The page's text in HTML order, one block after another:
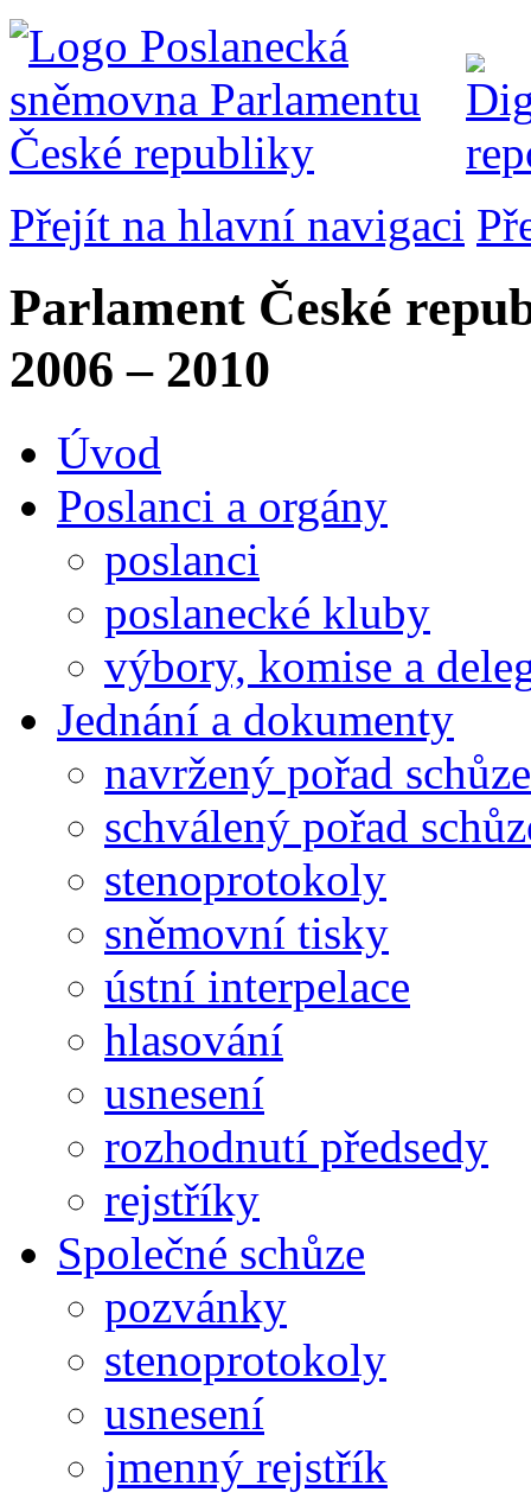
Přejít na hlavní navigaci
Parlament České
2006 – 2010
Úvod
Poslanci a orgány
poslanci
poslanecké kluby
výbory, komise a
Jednání a dokumenty
navržený pořad schůze
schválený pořad
stenoprotokoly
sněmovní tisky
ústní interpelace
hlasování
usnesení
rozhodnutí předsedy
rejstříky
Společné schůze
pozvánky
stenoprotokoly
usnesení
jmenný rejstřík